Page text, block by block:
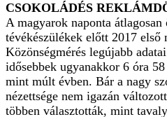
CSOKOLÁDÉS
A magyarok naponta
tévékészülékek előtt 2017 első
Közönségmérés legújabb
idősebbek ugyanakkor 6 óra
mint múlt évben. Bár a nagy
nézettsége nem igazán
többen választották, mint